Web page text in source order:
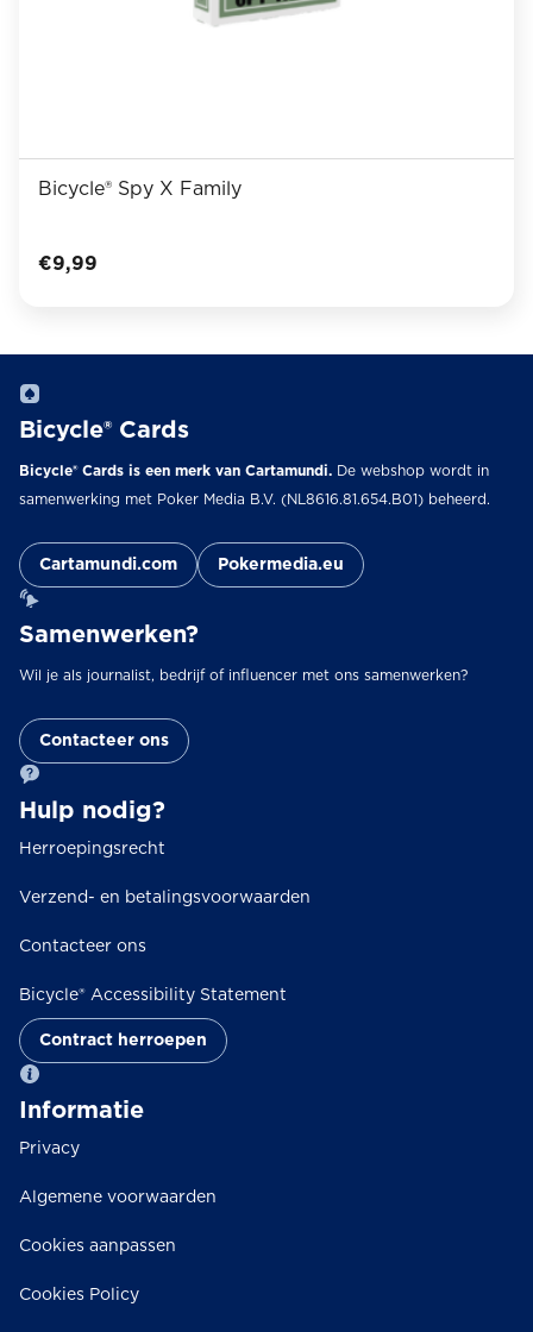
Bicycle® Spy X Family
€9,99
Bicycle® Cards
Bicycle® Cards is een merk van Cartamundi. De webshop wordt in
samenwerking met Poker Media B.V. (NL8616.81.654.B01) beheerd.
Cartamundi.com Pokermedia.eu
Samenwerken?
Wil je als journalist, bedrijf of influencer met ons samenwerken?
Contacteer ons
Hulp nodig?
Herroepingsrecht
Verzend- en betalingsvoorwaarden
Contacteer ons
Bicycle® Accessibility Statement
Contract herroepen
Informatie
Privacy
Algemene voorwaarden
Cookies aanpassen
Cookies Policy